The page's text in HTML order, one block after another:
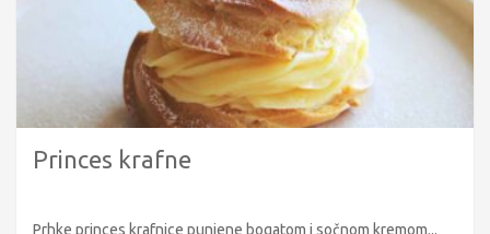
Princes krafne
Prhke princes krafnice punjene bogatom i sočnom kremom...